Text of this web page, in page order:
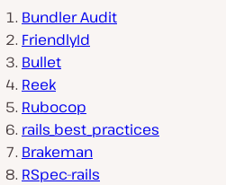
Bundler Audit
FriendlyId
Bullet
Reek
Rubocop
rails_best_practices
Brakeman
RSpec-rails